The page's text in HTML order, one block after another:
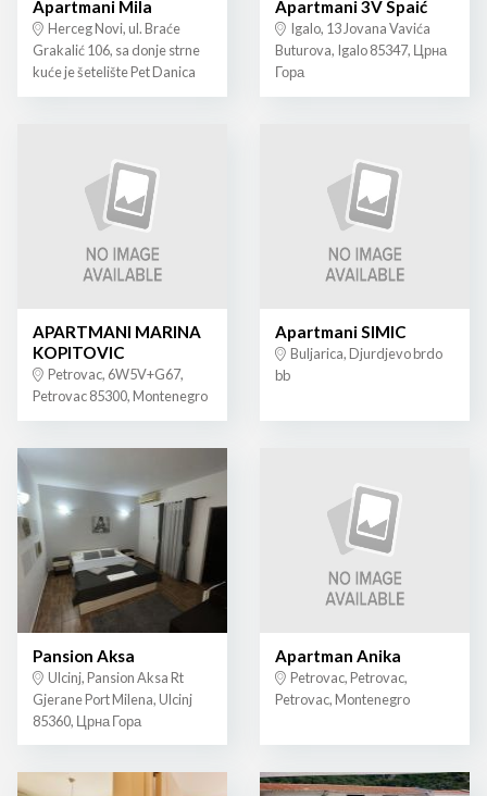
Apartmani Mila
Herceg Novi, ul. Braće
Grakalić 106, sa donje strne
kuće je šetelište Pet Danica
Apartmani 3V Spaić
Igalo, 13 Jovana Vavića
Buturova, Igalo 85347, Црна
Гора
APARTMANI MARINA
KOPITOVIC
Petrovac, 6W5V+G67,
Petrovac 85300, Montenegro
Apartmani SIMIC
Buljarica, Djurdjevo brdo
bb
Pansion Aksa
Ulcinj, Pansion Aksa Rt
Gjerane Port Milena, Ulcinj
85360, Црна Гора
Apartman Anika
Petrovac, Petrovac,
Petrovac, Montenegro